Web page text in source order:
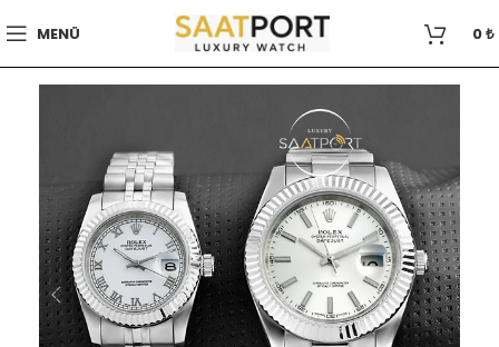
MENÜ 0₺